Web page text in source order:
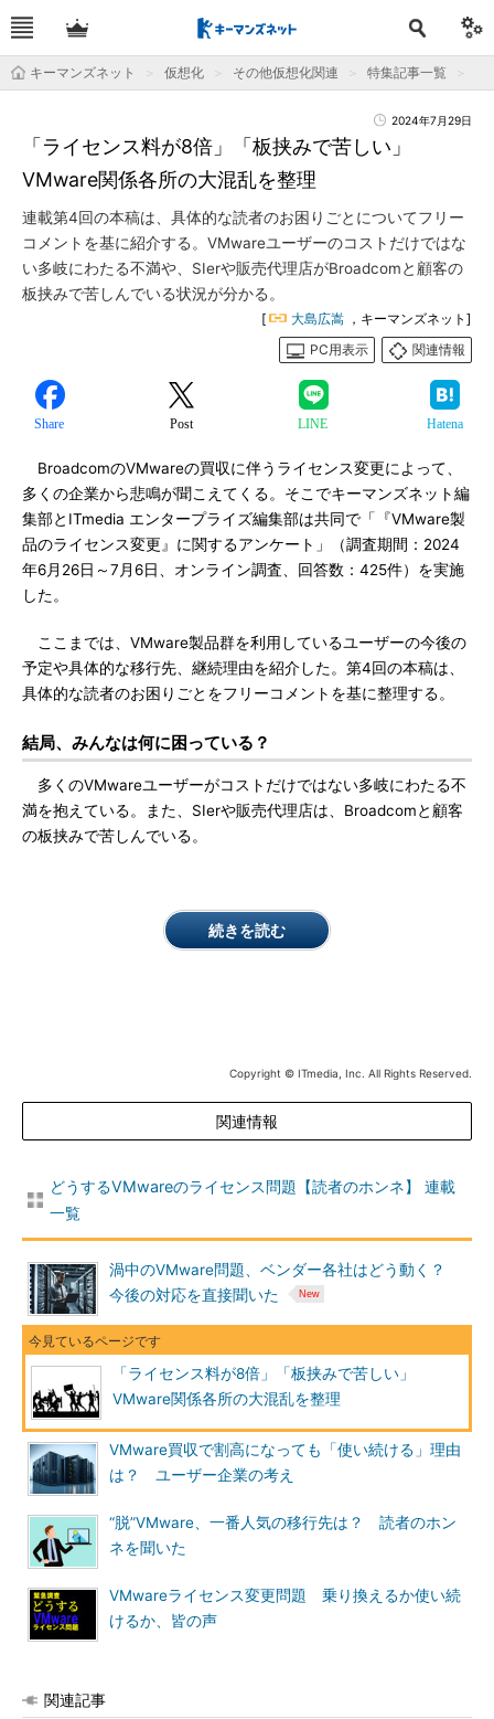
キーマンズネット 仮想化 その他仮想化関連 特集記事一覧
2024年7月29日
「ライセンス料が8倍」「板挟みで苦しい」
VMware関係各所の大混乱を整理
連載第4回の本稿は、具体的な読者のお困りごとについてフリー
コメントを基に紹介する。VMwareユーザーのコストだけではな
い多岐にわたる不満や、SIerや販売代理店がBroadcomと顧客の
板挟みで苦しんでいる状況が分かる。
[ 大島広嵩 ，キーマンズネット]
PC用表示
関連情報
Share Post LINE Hatena
BroadcomのVMwareの買収に伴うライセンス変更によって、
多くの企業から悲鳴が聞こえてくる。そこでキーマンズネット編
集部とITmedia エンタープライズ編集部は共同で「『VMware製
品のライセンス変更』に関するアンケート」（調査期間：2024
年6月26日～7月6日、オンライン調査、回答数：425件）を実施
した。
ここまでは、VMware製品群を利用しているユーザーの今後の
予定や具体的な移行先、継続理由を紹介した。第4回の本稿は、
具体的な読者のお困りごとをフリーコメントを基に整理する。
結局、みんなは何に困っている？
多くのVMwareユーザーがコストだけではない多岐にわたる不
満を抱えている。また、SIerや販売代理店は、Broadcomと顧客
の板挟みで苦しんでいる。
続きを読む
Copyright © ITmedia, Inc. All Rights Reserved.
関連情報
どうするVMwareのライセンス問題【読者のホンネ】 連載
一覧
渦中のVMware問題、ベンダー各社はどう動く？
今後の対応を直接聞いた
「ライセンス料が8倍」「板挟みで苦しい」
VMware関係各所の大混乱を整理
VMware買収で割高になっても「使い続ける」理由
は？ ユーザー企業の考え
“脱”VMware、一番人気の移行先は？ 読者のホン
ネを聞いた
VMwareライセンス変更問題 乗り換えるか使い続
けるか、皆の声
関連記事